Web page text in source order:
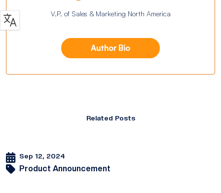
V.P. of Sales & Marketing North America
Author Bio
Related Posts
Sep 12, 2024
Product Announcement